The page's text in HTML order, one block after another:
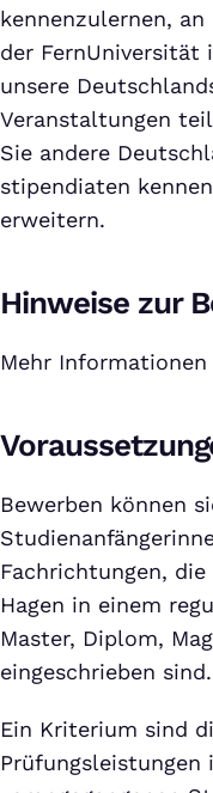
kennenzulernen,
der FernUniversität
unsere
Veranstaltungen
Sie andere
stipendiaten
erweitern.
Hinweise zur
Mehr Informationen
Bewerben können
Fachrichtungen,
Hagen in einem
Master, Diplom,
eingeschrieben sind.
Ein Kriterium sind